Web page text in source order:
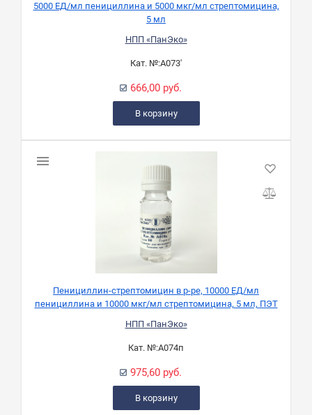
5000 ЕД/мл пенициллина и 5000 мкг/мл стрептомицина,
5 мл
НПП «ПанЭко»
Кат. №:А073'
666,00 руб.
В корзину
Пенициллин-стрептомицин в р-ре, 10000 ЕД/мл
пенициллина и 10000 мкг/мл стрептомицина, 5 мл, ПЭТ
НПП «ПанЭко»
Кат. №:А074п
975,60 руб.
В корзину